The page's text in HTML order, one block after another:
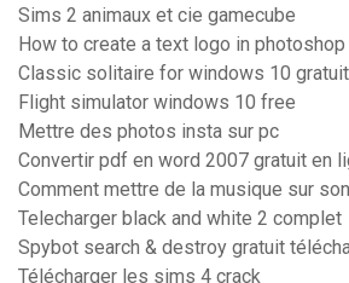
Sims 2 animaux et cie gamecube
How to create a text logo in
Classic solitaire for windows 10
Flight simulator windows 10 free
Mettre des photos insta sur pc
Convertir pdf en word 2007 gratuit en
Comment mettre de la musique sur
Telecharger black and white 2 complet
Spybot search & destroy gratuit
Télécharger les sims 4 crack